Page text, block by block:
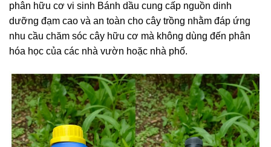
phân hữu cơ vi sinh Bánh dầu cung cấp nguồn dinh
dưỡng đạm cao và an toàn cho cây trồng nhằm đáp ứng
nhu cầu chăm sóc cây hữu cơ mà không dùng đến phân
hóa học của các nhà vườn hoặc nhà phố.